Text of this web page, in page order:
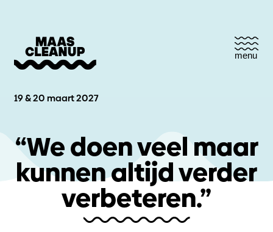
menu
19 & 20 maart 2027
“We doen veel maar
kunnen altijd verder
verbeteren.”